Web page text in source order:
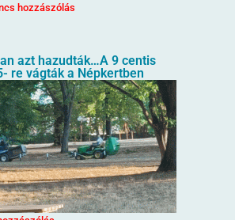
hozzászólás
azt hazudták…A 9 centis
re vágták a Népkertben